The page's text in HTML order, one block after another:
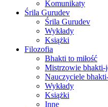
Komunikaty
Śrila Gurudev
Śrila Gurudev
Wykłady
Książki
Filozofia
Bhakti to miłość
Mistrzowie bhakti-
Nauczyciele
Wykłady
Książki
Inne